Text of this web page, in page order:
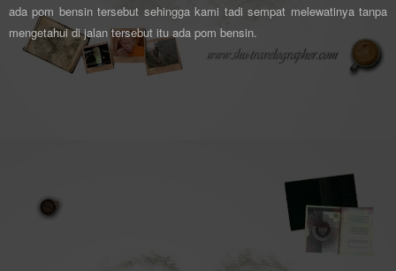
ada pom bensin tersebut sehingga kami tadi sempat melewatinya tanpa
mengetahui di jalan tersebut itu ada pom bensin.